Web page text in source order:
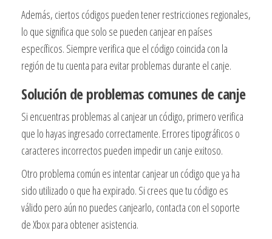
Además, ciertos códigos pueden tener restricciones regionales,
lo que significa que solo se pueden canjear en países
específicos. Siempre verifica que el código coincida con la
región de tu cuenta para evitar problemas durante el canje.
Solución de problemas comunes de canje
Si encuentras problemas al canjear un código, primero verifica
que lo hayas ingresado correctamente. Errores tipográficos o
caracteres incorrectos pueden impedir un canje exitoso.
Otro problema común es intentar canjear un código que ya ha
sido utilizado o que ha expirado. Si crees que tu código es
válido pero aún no puedes canjearlo, contacta con el soporte
de Xbox para obtener asistencia.